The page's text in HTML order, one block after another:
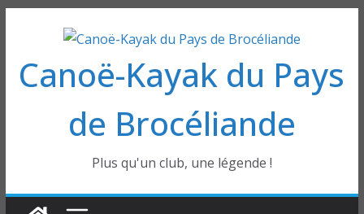
contenu
Canoë-Kayak du Pays
de Brocéliande
Plus qu'un club, une légende !